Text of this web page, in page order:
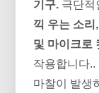
기구. 극단적
끽 우는 소리
및 마이크로
작용합니다..
마찰이 발생